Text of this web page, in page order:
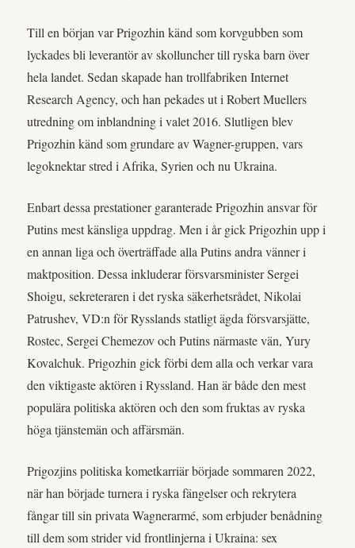
Till en början var Prigozhin känd som korvgubben som
lyckades bli leverantör av skolluncher till ryska barn över
hela landet. Sedan skapade han trollfabriken Internet
Research Agency, och han pekades ut i Robert Muellers
utredning om inblandning i valet 2016. Slutligen blev
Prigozhin känd som grundare av Wagner-gruppen, vars
legoknektar stred i Afrika, Syrien och nu Ukraina.
Enbart dessa prestationer garanterade Prigozhin ansvar för
Putins mest känsliga uppdrag. Men i år gick Prigozhin upp i
en annan liga och överträffade alla Putins andra vänner i
maktposition. Dessa inkluderar försvarsminister Sergei
Shoigu, sekreteraren i det ryska säkerhetsrådet, Nikolai
Patrushev, VD:n för Rysslands statligt ägda försvarsjätte,
Rostec, Sergei Chemezov och Putins närmaste vän, Yury
Kovalchuk. Prigozhin gick förbi dem alla och verkar vara
den viktigaste aktören i Ryssland. Han är både den mest
populära politiska aktören och den som fruktas av ryska
höga tjänstemän och affärsmän.
Prigozjins politiska kometkarriär började sommaren 2022,
när han började turnera i ryska fängelser och rekrytera
fångar till sin privata Wagnerarmé, som erbjuder benådning
till dem som strider vid frontlinjerna i Ukraina: sex